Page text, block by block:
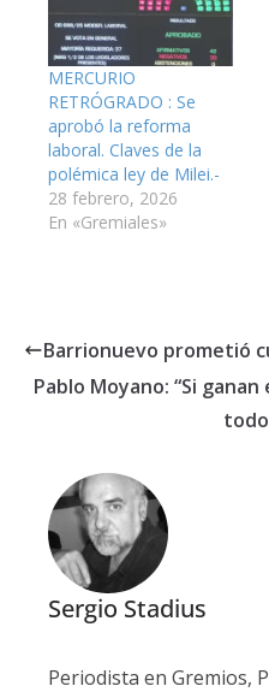
MERCURIO
RETRÓGRADO : Se
aprobó la reforma
laboral. Claves de la
polémica ley de Milei.-
28 febrero, 2026
En «Gremiales»
Barrionuevo prometió
Pablo Moyano: “Si
Sergio Stadius
Periodista en Gremios,